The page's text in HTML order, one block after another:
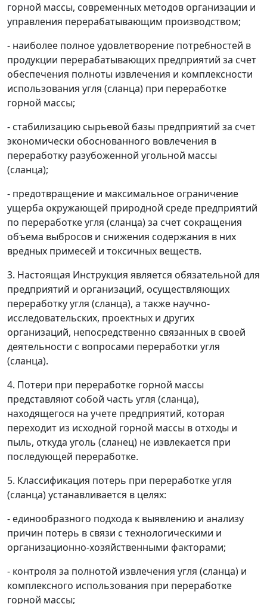
горной массы, современных методов организации и
управления перерабатывающим производством;
- наиболее полное удовлетворение потребностей в
продукции перерабатывающих предприятий за счет
обеспечения полноты извлечения и комплексности
использования угля (сланца) при переработке
горной массы;
- стабилизацию сырьевой базы предприятий за счет
экономически обоснованного вовлечения в
переработку разубоженной угольной массы
(сланца);
- предотвращение и максимальное ограничение
ущерба окружающей природной среде предприятий
по переработке угля (сланца) за счет сокращения
объема выбросов и снижения содержания в них
вредных примесей и токсичных веществ.
3. Настоящая Инструкция является обязательной для
предприятий и организаций, осуществляющих
переработку угля (сланца), а также научно-
исследовательских, проектных и других
организаций, непосредственно связанных в своей
деятельности с вопросами переработки угля
(сланца).
4. Потери при переработке горной массы
представляют собой часть угля (сланца),
находящегося на учете предприятий, которая
переходит из исходной горной массы в отходы и
пыль, откуда уголь (сланец) не извлекается при
последующей переработке.
5. Классификация потерь при переработке угля
(сланца) устанавливается в целях:
- единообразного подхода к выявлению и анализу
причин потерь в связи с технологическими и
организационно-хозяйственными факторами;
- контроля за полнотой извлечения угля (сланца) и
комплексного использования при переработке
горной массы;